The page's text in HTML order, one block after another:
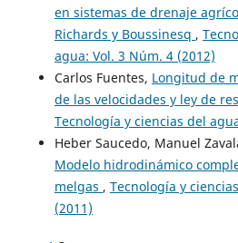
en sistemas de drenaje
Richards y Boussinesq ,
agua: Vol. 3 Núm. 4 (2012)
Carlos Fuentes, Longitud de
de las velocidades y ley de
Tecnología y ciencias del
Heber Saucedo, Manuel
Modelo hidrodinámico
melgas , Tecnología y
(2011)